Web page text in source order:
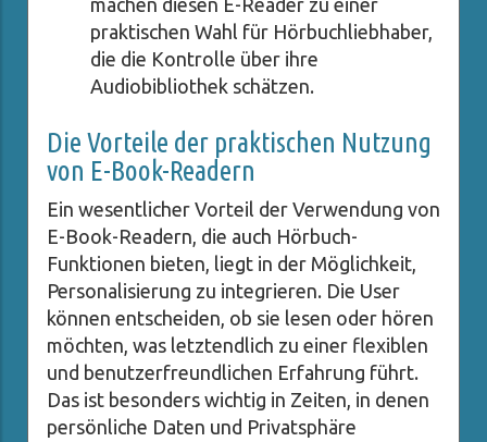
machen diesen E-Reader zu einer
praktischen Wahl für Hörbuchliebhaber,
die die Kontrolle über ihre
Audiobibliothek schätzen.
Die Vorteile der praktischen Nutzung
von E-Book-Readern
Ein wesentlicher Vorteil der Verwendung von
E-Book-Readern, die auch Hörbuch-
Funktionen bieten, liegt in der Möglichkeit,
Personalisierung zu integrieren. Die User
können entscheiden, ob sie lesen oder hören
möchten, was letztendlich zu einer flexiblen
und benutzerfreundlichen Erfahrung führt.
Das ist besonders wichtig in Zeiten, in denen
persönliche Daten und Privatsphäre